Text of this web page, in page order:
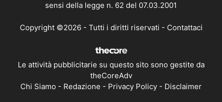
sensi della legge n. 62 del 07.03.2001
Copyright ©2026 - Tutti i diritti riservati - Contattaci
Le attività pubblicitarie su questo sito sono gestite da
theCoreAdv
Chi Siamo - Redazione - Privacy Policy - Disclaimer